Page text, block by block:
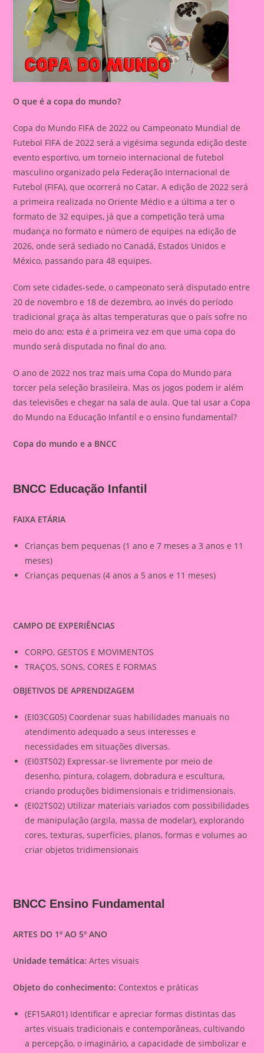
O que é a copa do mundo?
Copa do Mundo FIFA de 2022 ou Campeonato Mundial de
Futebol FIFA de 2022 será a vigésima segunda edição deste
evento esportivo, um torneio internacional de futebol
masculino organizado pela Federação Internacional de
Futebol (FIFA), que ocorrerá no Catar. A edição de 2022 será
a primeira realizada no Oriente Médio e a última a ter o
formato de 32 equipes, já que a competição terá uma
mudança no formato e número de equipes na edição de
2026, onde será sediado no Canadá, Estados Unidos e
México, passando para 48 equipes.
Com sete cidades-sede, o campeonato será disputado entre
20 de novembro e 18 de dezembro, ao invés do período
tradicional graça às altas temperaturas que o país sofre no
meio do ano; esta é a primeira vez em que uma copa do
mundo será disputada no final do ano.
O ano de 2022 nos traz mais uma Copa do Mundo para
torcer pela seleção brasileira. Mas os jogos podem ir além
das televisões e chegar na sala de aula. Que tal usar a Copa
do Mundo na Educação Infantil e o ensino fundamental?
Copa do mundo e a BNCC
BNCC Educação Infantil
FAIXA ETÁRIA
Crianças bem pequenas (1 ano e 7 meses a 3 anos e 11
meses)
Crianças pequenas (4 anos a 5 anos e 11 meses)
CAMPO DE EXPERIÊNCIAS
CORPO, GESTOS E MOVIMENTOS
TRAÇOS, SONS, CORES E FORMAS
OBJETIVOS DE APRENDIZAGEM
(EI03CG05) Coordenar suas habilidades manuais no
atendimento adequado a seus interesses e
necessidades em situações diversas.
(EI03TS02) Expressar-se livremente por meio de
desenho, pintura, colagem, dobradura e escultura,
criando produções bidimensionais e tridimensionais.
(EI02TS02) Utilizar materiais variados com possibilidades
de manipulação (argila, massa de modelar), explorando
cores, texturas, superfícies, planos, formas e volumes ao
criar objetos tridimensionais
BNCC Ensino Fundamental
ARTES DO 1º AO 5º ANO
Unidade temática: Artes visuais
Objeto do conhecimento: Contextos e práticas
(EF15AR01) Identificar e apreciar formas distintas das
artes visuais tradicionais e contemporâneas, cultivando
a percepção, o imaginário, a capacidade de simbolizar e